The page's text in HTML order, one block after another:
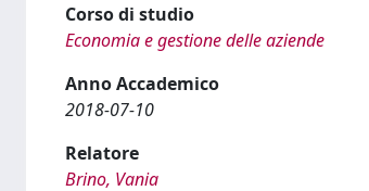
Corso di studio
Economia e gestione delle aziende
Anno Accademico
2018-07-10
Relatore
Brino, Vania